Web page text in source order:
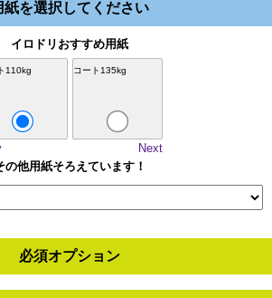
紙を選択してください
イロドリおすすめ用紙
110kg コート135kg
Next
の他用紙そろえています！
必須オプション